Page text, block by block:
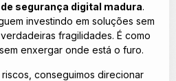
segurança digital madura.
investindo em soluções sem
fragilidades. É como
enxergar onde está o furo.
conseguimos direcionar